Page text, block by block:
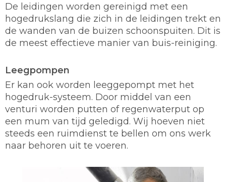
De leidingen worden gereinigd met een
hogedrukslang die zich in de leidingen trekt en
de wanden van de buizen schoonspuiten. Dit is
de meest effectieve manier van buis-reiniging.
Leegpompen
Er kan ook worden leeggepompt met het
hogedruk-systeem. Door middel van een
venturi worden putten of regenwaterput op
een mum van tijd geledigd. Wij hoeven niet
steeds een ruimdienst te bellen om ons werk
naar behoren uit te voeren.